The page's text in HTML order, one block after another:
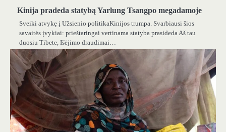
Kinija pradeda statybą Yarlung Tsangpo megadamoje
Sveiki atvykę į Užsienio politikaKinijos trumpa. Svarbiausi šios
savaitės įvykiai: prieštaringai vertinama statyba prasideda Aš tau
duosiu Tibete, Išėjimo draudimai…